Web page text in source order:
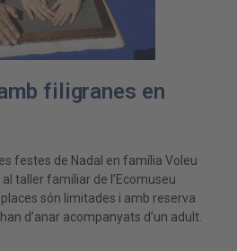
filigranes en
festes de Nadal en família Voleu
taller familiar de l’Ecomuseu
són limitades i amb reserva
d’anar acompanyats d’un adult.